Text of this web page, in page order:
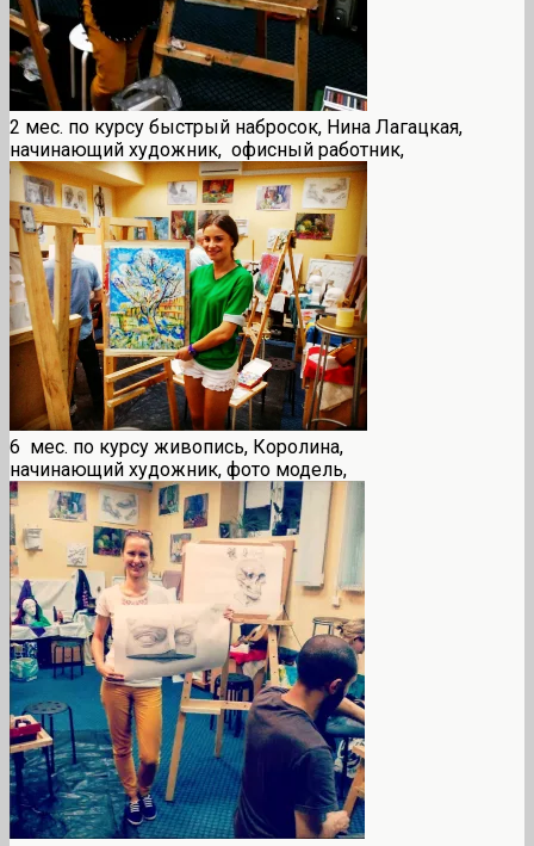
2 мес. по курсу быстрый набросок, Нина Лагацкая,
начинающий художник, офисный работник,
6 мес. по курсу живопись, Королина,
начинающий художник, фото модель,